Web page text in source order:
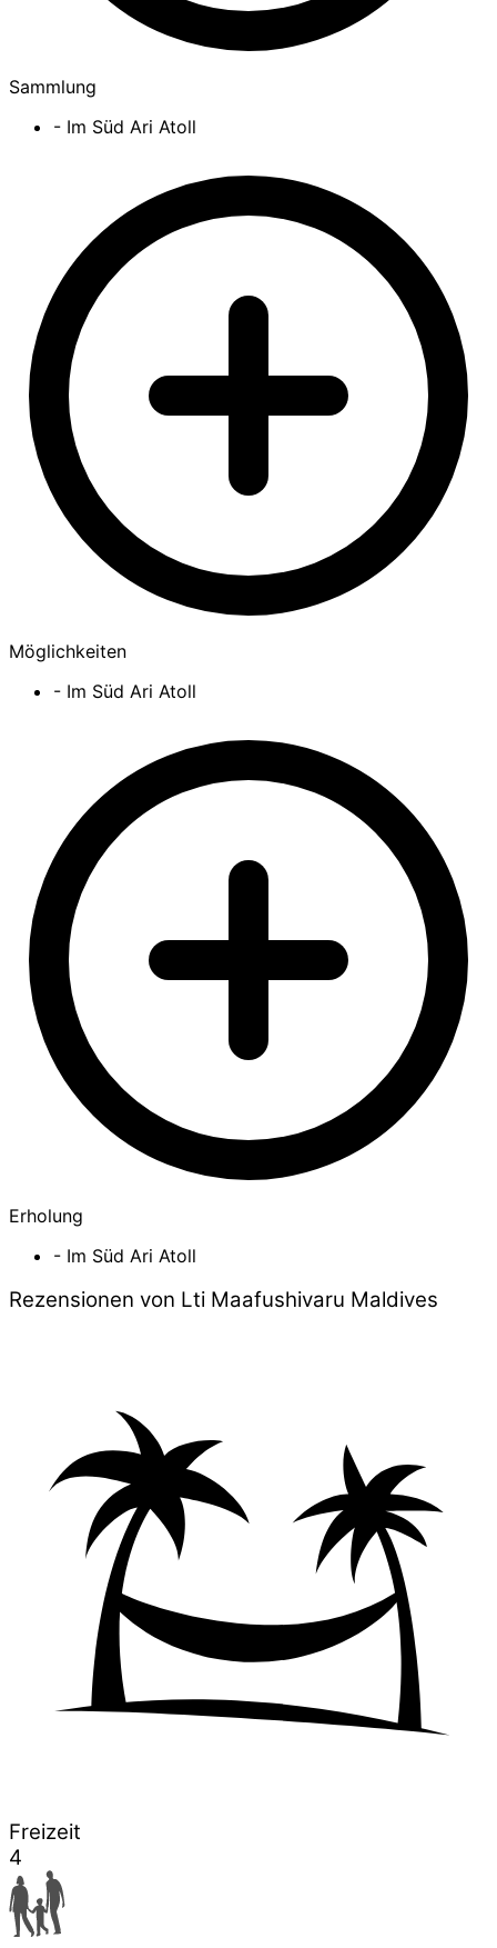
Sammlung
- Im Süd Ari Atoll
Möglichkeiten
- Im Süd Ari Atoll
Erholung
- Im Süd Ari Atoll
Rezensionen von Lti Maafushivaru Maldives
Freizeit
4